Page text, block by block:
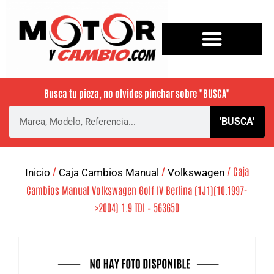
Busca tu pieza, no olvides pinchar sobre "BUSCA"
'BUSCA'
Inicio / Caja Cambios Manual / Volkswagen / Caja
Cambios Manual Volkswagen Golf IV Berlina (1J1)(10.1997-
>2004) 1.9 TDI – 563650